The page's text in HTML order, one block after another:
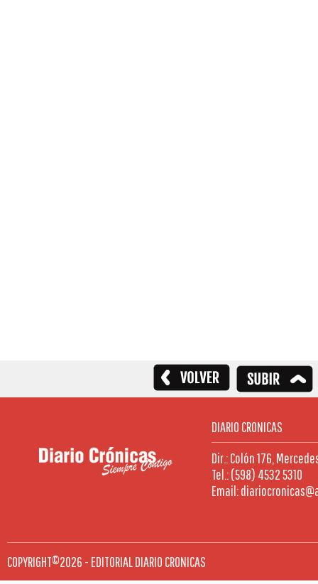
DIARIO CRONICAS
Dir.: Colón 176,
Tel.: (598) 4532 5310
Email:
COPYRIGHT©2026 - EDITORIAL DIARIO CRONICAS